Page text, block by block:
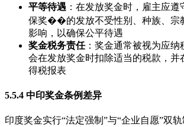
平等待遇 ：在发放奖金时，雇主应
保奖��的发放不受性别、种族、宗
影响，以确保公平待遇
奖金税务责任：奖金通常被视为应纳
会在发放奖金时扣除适当的税款，并
得税报表
5.5.4 中印奖金条例差异
印度奖金实行“法定强制”与“企业自愿”双